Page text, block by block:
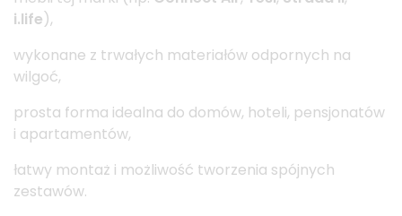
i.life),
wykonane z trwałych materiałów odpornych na
wilgoć,
prosta forma idealna do domów, hoteli, pensjonatów
i apartamentów,
łatwy montaż i możliwość tworzenia spójnych
zestawów.